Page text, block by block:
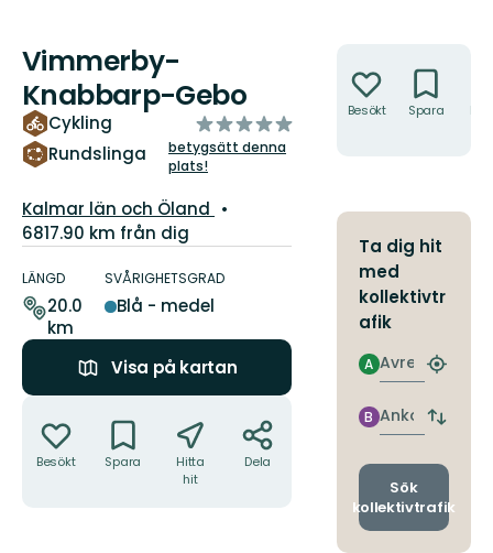
Vimmerby-
Knabbarp-Gebo
Cykling
Rundslinga
av
5
stjärnor
betygsätt denna
plats!
Län:
Kalmar län och Öland
6817.90 km från dig
om
leden
LÄNGD
20.0
km
SVÅRIGHETSGRAD
Blå - medel
Visa på kartan
Besökt Spara
Hitta
hit
Dela
Besökt Spara
Ta dig hit
med
kollektivtr
afik
Avresa
A
Hitta
Ankomst
B
Byt
och
Sök
kollektivtrafik